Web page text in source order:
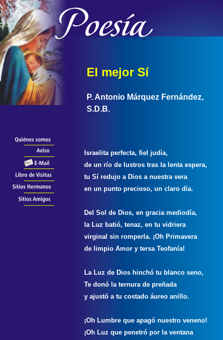
El mejor Sí
P. Antonio Márquez Fernández,
S.D.B.
Israelita perfecta, fiel judía,
de un río de lustros tras la lenta espera,
tu Sí redujo a Dios a nuestra vera
en un punto precioso, un claro día.
Del Sol de Dios, en gracia mediodía,
la Luz batió, tenaz, en tu vidriera
virginal sin romperla. ¡Oh Primavera
de limpio Amor y tersa Teofanía!
La Luz de Dios hinchó tu blanco seno,
Te donó la ternura de preñada
y ajustó a tu costado áureo anillo.
¡Oh Lumbre que apagó nuestro veneno!
¡Oh Luz que penetró por la ventana